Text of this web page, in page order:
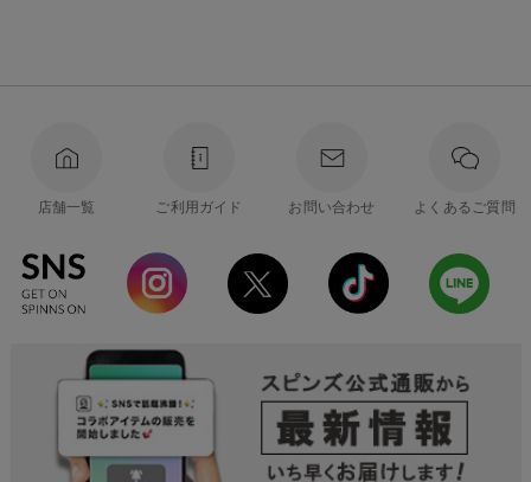
店舗一覧 ご利用ガイド お問い合わせ よくあるご質問